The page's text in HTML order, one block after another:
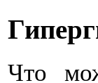
Что